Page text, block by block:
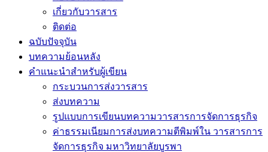
เกี่ยวกับวารสาร
ติดต่อ
ฉบับปัจจุบัน
บทความย้อนหลัง
คำแนะนำสำหรับผู้เขียน
กระบวนการส่งวารสาร
ส่งบทความ
รูปแบบการเขียนบทความวารสารการจัดการธุรกิจ
ค่าธรรมเนียมการส่งบทความตีพิมพ์ใน วารสารการ
จัดการธุรกิจ มหาวิทยาลัยบูรพา